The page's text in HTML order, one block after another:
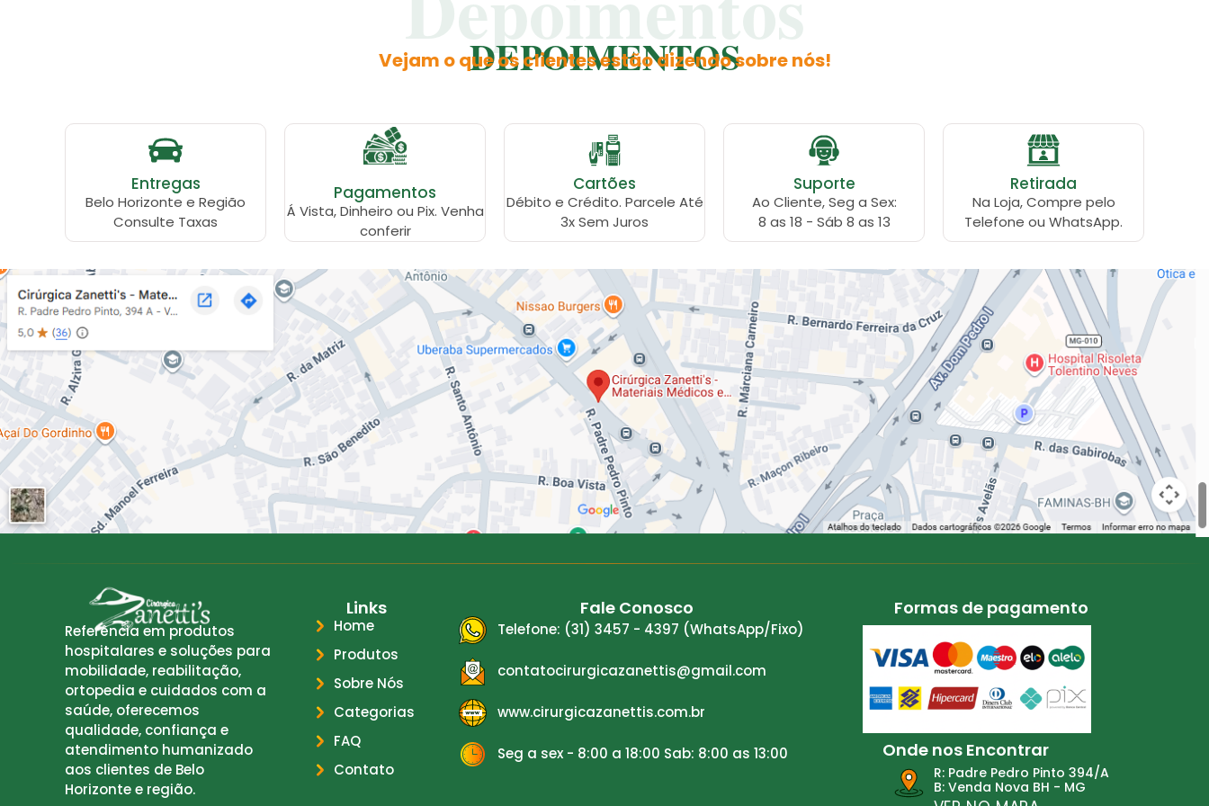
DEPOIMENTOS
Vejam o que os clientes estão dizendo sobre nós!
Entregas
Belo Horizonte e Região
Consulte Taxas
Pagamentos
Á Vista, Dinheiro ou Pix. Venha
conferir
Cartões
Débito e Crédito. Parcele Até
3x Sem Juros
Suporte
Ao Cliente, Seg a Sex:
8 as 18 - Sáb 8 as 13
Retirada
Na Loja, Compre pelo
Telefone ou WhatsApp.
Referência em produtos
hospitalares e soluções para
mobilidade, reabilitação,
ortopedia e cuidados com a
saúde, oferecemos
qualidade, confiança e
atendimento humanizado
aos clientes de Belo
Horizonte e região.
Links
Home
Produtos
Sobre Nós
Categorias
FAQ
Contato
Fale Conosco
Telefone: (31) 3457 - 4397 (WhatsApp/Fixo)
contatocirurgicazanettis@gmail.com
www.cirurgicazanettis.com.br
Seg a sex - 8:00 a 18:00 Sab: 8:00 as 13:00
Formas de pagamento
Onde nos Encontrar
R: Padre Pedro Pinto 394/A
B: Venda Nova BH - MG